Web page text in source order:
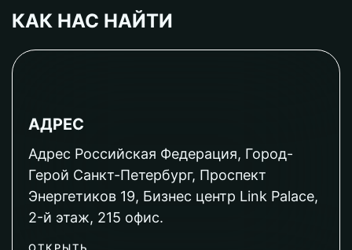
КАК НАС НАЙТИ
АДРЕС
Адрес Российская Федерация, Город-
Герой Санкт-Петербург, Проспект
Энергетиков 19, Бизнес центр Link Palace,
2-й этаж, 215 офис.
ОТКРЫТЬ